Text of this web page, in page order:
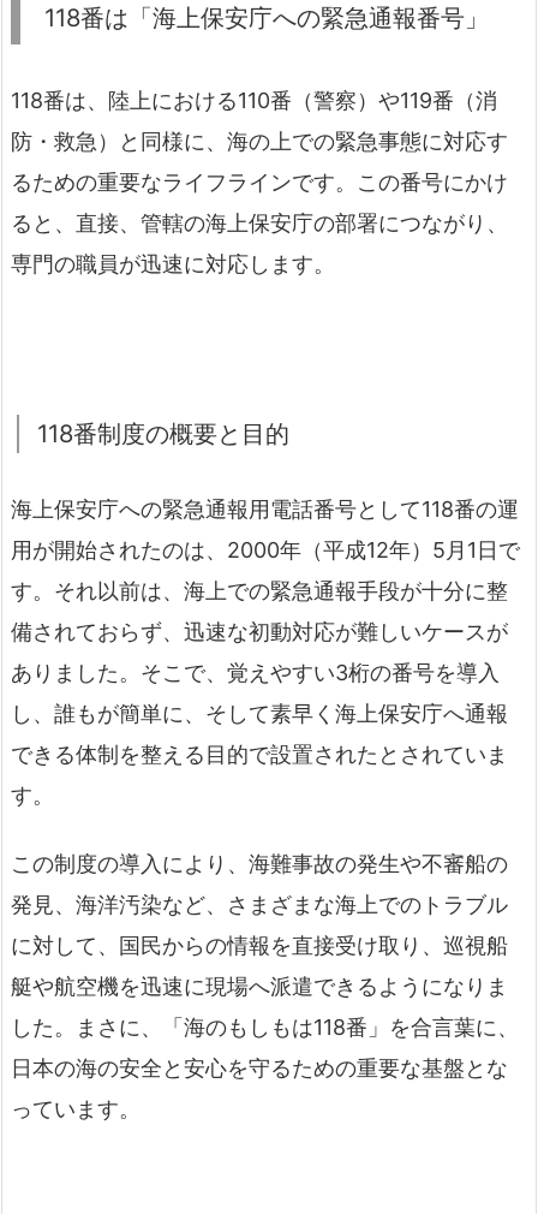
118番は「海上保安庁への緊急通報番号」
118番は、陸上における110番（警察）や119番（消
防・救急）と同様に、海の上での緊急事態に対応す
るための重要なライフラインです。この番号にかけ
ると、直接、管轄の海上保安庁の部署につながり、
専門の職員が迅速に対応します。
118番制度の概要と目的
海上保安庁への緊急通報用電話番号として118番の運
用が開始されたのは、2000年（平成12年）5月1日で
す。それ以前は、海上での緊急通報手段が十分に整
備されておらず、迅速な初動対応が難しいケースが
ありました。そこで、覚えやすい3桁の番号を導入
し、誰もが簡単に、そして素早く海上保安庁へ通報
できる体制を整える目的で設置されたとされていま
す。
この制度の導入により、海難事故の発生や不審船の
発見、海洋汚染など、さまざまな海上でのトラブル
に対して、国民からの情報を直接受け取り、巡視船
艇や航空機を迅速に現場へ派遣できるようになりま
した。まさに、「海のもしもは118番」を合言葉に、
日本の海の安全と安心を守るための重要な基盤とな
っています。